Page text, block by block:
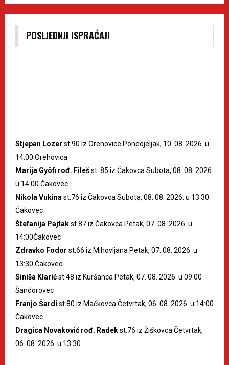
POSLJEDNJI ISPRAĆAJI
Stjepan Lozer st.90 iz Orehovice Ponedjeljak, 10. 08. 2026. u
14:00 Orehovica
Marija Gyöfi rođ. Filešst. 85 iz Čakovca Subota, 08. 08. 2026.
u 14:00 Čakovec
Nikola Vukina st.76 iz Čakovca Subota, 08. 08. 2026. u 13:30
Čakovec
Štefanija Pajtakst.87 iz Čakovca Petak, 07. 08. 2026. u
14:00Čakovec
Zdravko Fodor st.66 iz Mihovljana Petak, 07. 08. 2026. u
13:30 Čakovec
Siniša Klarićst.48 iz Kuršanca Petak, 07. 08. 2026. u 09:00
Šandorovec
Franjo Šardi st.80 iz Mačkovca Četvrtak, 06. 08. 2026. u 14:00
Čakovec
Dragica Novaković rođ. Radekst.76 iz Žiškovca Četvrtak,
06. 08. 2026. u 13:30